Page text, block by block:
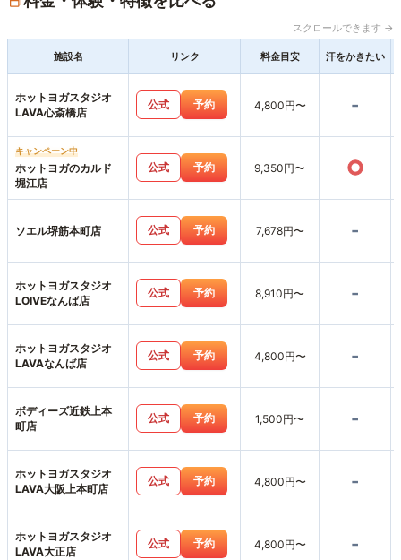
スクロールできます →
施設名 リンク 料金目安 汗をかきたい
ホットヨガスタジオ
LAVA心斎橋店
公式 予約 4,800円〜 -
キャンペーン中
ホットヨガのカルド
堀江店
公式 予約 9,350円〜 ○
ソエル堺筋本町店 公式 予約 7,678円〜 -
ホットヨガスタジオ
LOIVEなんば店
公式 予約 8,910円〜 -
ホットヨガスタジオ
LAVAなんば店
公式 予約 4,800円〜 -
ボディーズ近鉄上本
町店
公式 予約 1,500円〜 -
ホットヨガスタジオ
LAVA大阪上本町店
公式 予約 4,800円〜 -
ホットヨガスタジオ
LAVA大正店
公式 予約 4,800円〜 -